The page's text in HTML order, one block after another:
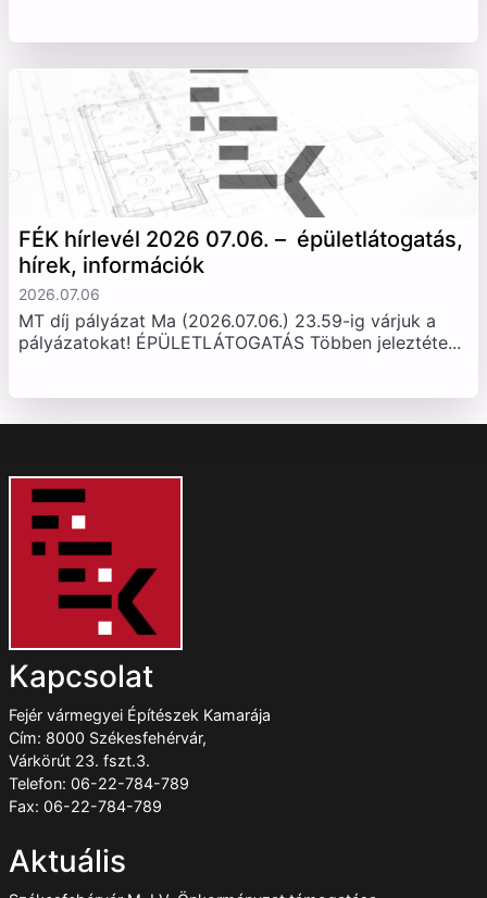
FÉK hírlevél 2026 07.06. – épületlátogatás,
hírek, információk
2026.07.06
MT díj pályázat Ma (2026.07.06.) 23.59-ig várjuk a
pályázatokat! ÉPÜLETLÁTOGATÁS Többen jeleztéte...
Kapcsolat
Fejér vármegyei Építészek Kamarája
Cím: 8000 Székesfehérvár,
Várkörút 23. fszt.3.
Telefon: 06-22-784-789
Fax: 06-22-784-789
Aktuális